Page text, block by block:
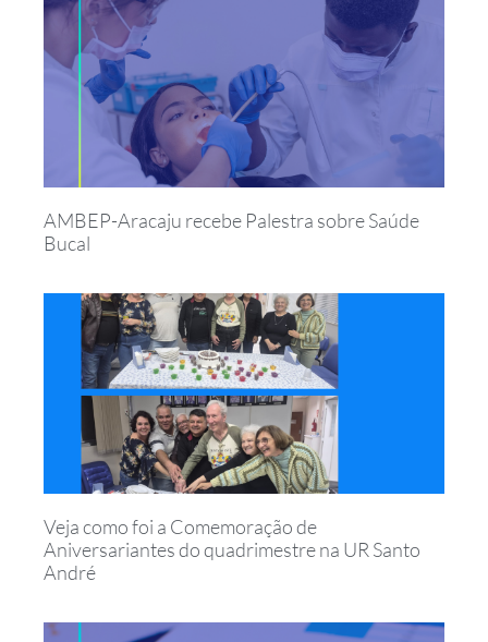
AMBEP-Aracaju recebe Palestra sobre Saúde
Bucal
Veja como foi a Comemoração de
Aniversariantes do quadrimestre na UR Santo
André